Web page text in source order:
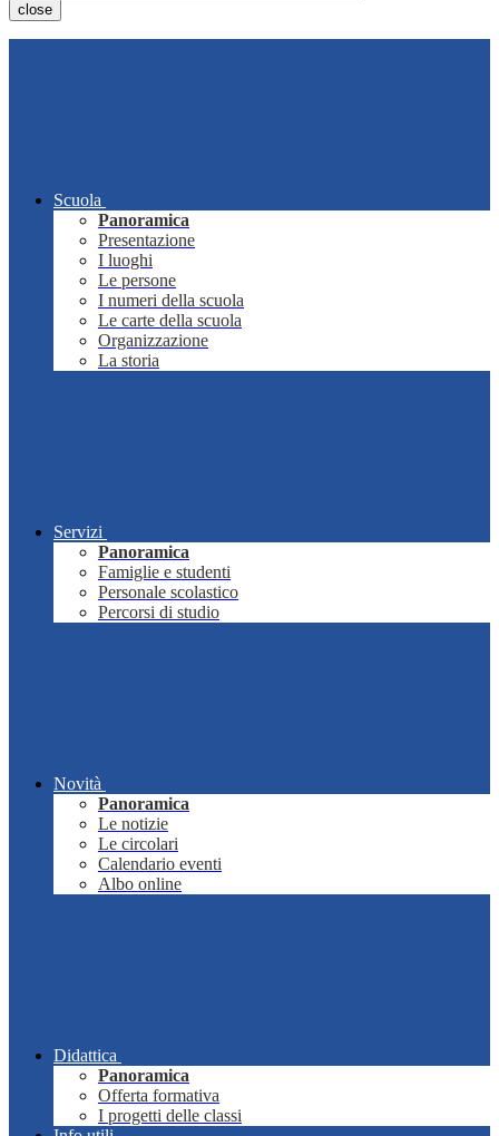
close
Scuola
Panoramica
Presentazione
I luoghi
Le persone
I numeri della scuola
Le carte della scuola
Organizzazione
La storia
Servizi
Panoramica
Famiglie e studenti
Personale scolastico
Percorsi di studio
Novità
Panoramica
Le notizie
Le circolari
Calendario eventi
Albo online
Didattica
Panoramica
Offerta formativa
I progetti delle classi